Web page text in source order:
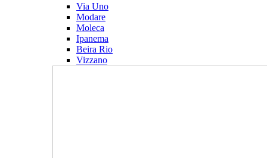
Via Uno
Modare
Moleca
Ipanema
Beira Rio
Vizzano